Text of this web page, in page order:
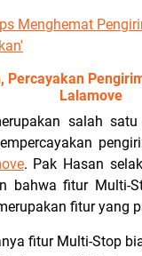
Menghemat
Percayakan
Lalamove
salah
. Pak Hasan
bahwa fitur Multi-
fitur yang
fitur Multi-Stop